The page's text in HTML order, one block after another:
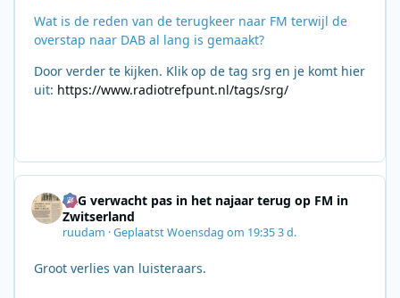
Wat is de reden van de terugkeer naar FM terwijl de
overstap naar DAB al lang is gemaakt?
Door verder te kijken. Klik op de tag srg en je komt hier
uit: https://www.radiotrefpunt.nl/tags/srg/
SRG verwacht pas in het najaar terug op FM in
Zwitserland
ruudam ·GeplaatstWoensdag om 19:353 d.
Groot verlies van luisteraars.